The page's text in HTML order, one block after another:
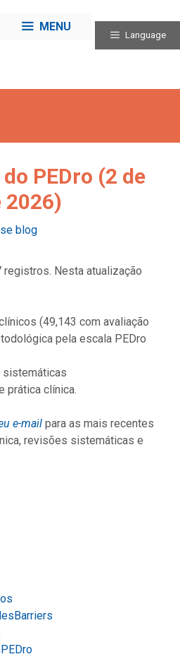
MENU
Language
PEDro (2 de
2026)
blog
registros. Nesta atualização
(49,143 com avaliação
pela escala PEDro
sistemáticas
prática clínica.
e-mail para as mais recentes
revisões sistemáticas e